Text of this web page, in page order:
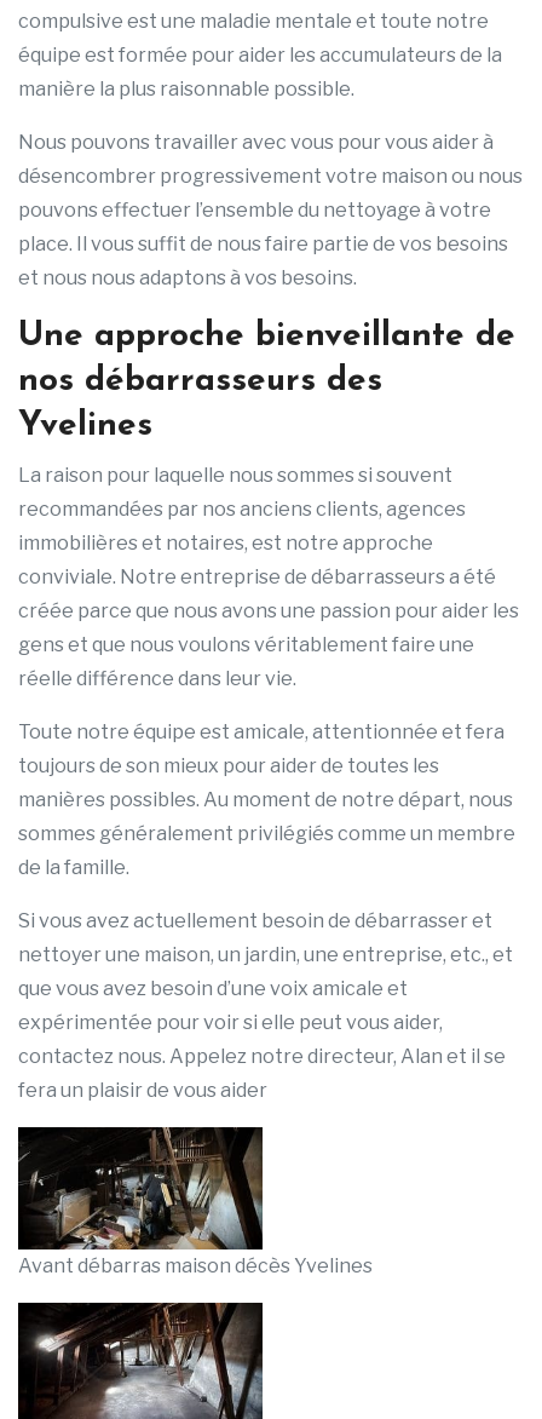
compulsive est une maladie mentale et toute notre
équipe est formée pour aider les accumulateurs de la
manière la plus raisonnable possible.
Nous pouvons travailler avec vous pour vous aider à
désencombrer progressivement votre maison ou nous
pouvons effectuer l’ensemble du nettoyage à votre
place. Il vous suffit de nous faire partie de vos besoins
et nous nous adaptons à vos besoins.
Une approche bienveillante de
nos débarrasseurs des
Yvelines
La raison pour laquelle nous sommes si souvent
recommandées par nos anciens clients, agences
immobilières et notaires, est notre approche
conviviale. Notre entreprise de débarrasseurs a été
créée parce que nous avons une passion pour aider les
gens et que nous voulons véritablement faire une
réelle différence dans leur vie.
Toute notre équipe est amicale, attentionnée et fera
toujours de son mieux pour aider de toutes les
manières possibles. Au moment de notre départ, nous
sommes généralement privilégiés comme un membre
de la famille.
Si vous avez actuellement besoin de débarrasser et
nettoyer une maison, un jardin, une entreprise, etc., et
que vous avez besoin d’une voix amicale et
expérimentée pour voir si elle peut vous aider,
contactez nous. Appelez notre directeur, Alan et il se
fera un plaisir de vous aider
Avant débarras maison décès Yvelines